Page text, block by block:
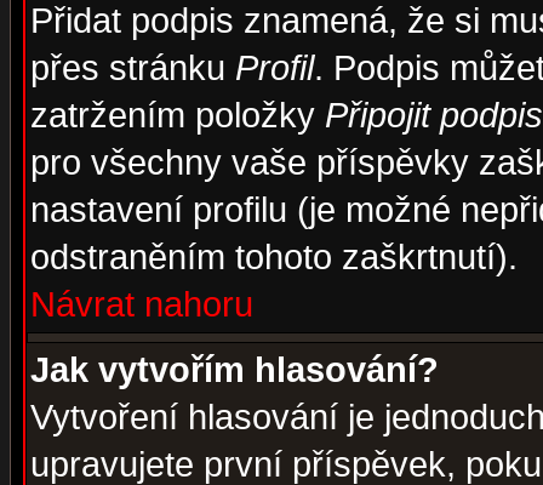
Přidat podpis znamená, že si
přes stránku Profil. Podpis
zatržením položky Připojit podpis
pro všechny vaše příspěvky
nastavení profilu (je možné
odstraněním tohoto zaškrtnutí).
Návrat nahoru
Jak vytvořím hlasování?
Vytvoření hlasování je
upravujete první příspěvek,